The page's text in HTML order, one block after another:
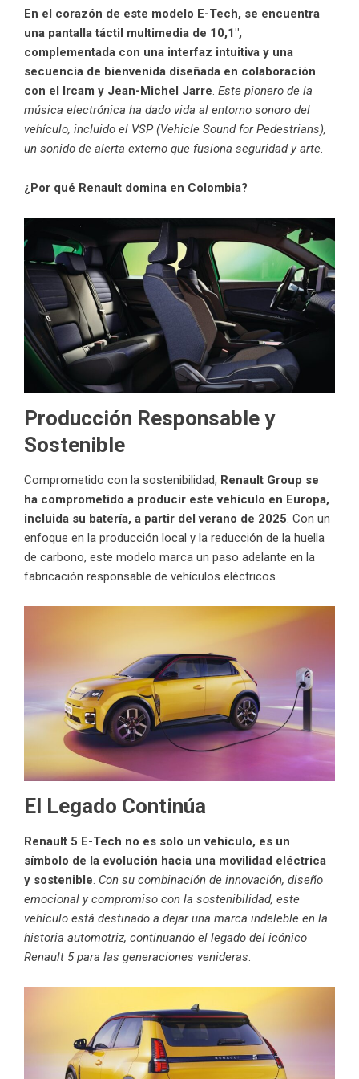
En el corazón de este modelo E-Tech, se encuentra
una pantalla táctil multimedia de 10,1″,
complementada con una interfaz intuitiva y una
secuencia de bienvenida diseñada en colaboración
con el Ircam y Jean-Michel Jarre. Este pionero de la
música electrónica ha dado vida al entorno sonoro del
vehículo, incluido el VSP (Vehicle Sound for Pedestrians),
un sonido de alerta externo que fusiona seguridad y arte.
¿Por qué Renault domina en Colombia?
Producción Responsable y
Sostenible
Comprometido con la sostenibilidad, Renault Group se
ha comprometido a producir este vehículo en Europa,
incluida su batería, a partir del verano de 2025 . Con un
enfoque en la producción local y la reducción de la huella
de carbono, este modelo marca un paso adelante en la
fabricación responsable de vehículos eléctricos.
El Legado Continúa
Renault 5 E-Tech no es solo un vehículo, es un
símbolo de la evolución hacia una movilidad eléctrica
y sostenible. Con su combinación de innovación, diseño
emocional y compromiso con la sostenibilidad, este
vehículo está destinado a dejar una marca indeleble en la
historia automotriz, continuando el legado del icónico
Renault 5 para las generaciones venideras.